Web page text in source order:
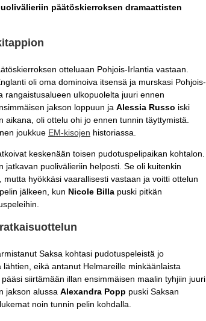
päätöskierroksen dramaattisten
otteluaan Pohjois-Irlantia vastaan.
oli oma dominoiva itsensä ja murskasi Pohjois-
rangaistusalueen ulkopuolelta juuri ennen
jakson loppuun ja Alessia Russo iski
oli ottelu ohi jo ennen tunnin täyttymistä.
joukkue EM-kisojen historiassa.
keskenään toisen pudotuspelipaikan kohtalon.
puolivälieriin helposti. Se oli kuitenkin
hyökkäsi vaarallisesti vastaan ja voitti ottelun
jälkeen, kun Nicole Billa puski pitkän
Saksa kohtasi pudotuspeleistä jo
eikä antanut Helmareille minkäänlaista
pääsi siirtämään illan ensimmäisen maalin tyhjiin juuri
jakson alussa Alexandra Popp puski Saksan
noin tunnin pelin kohdalla.